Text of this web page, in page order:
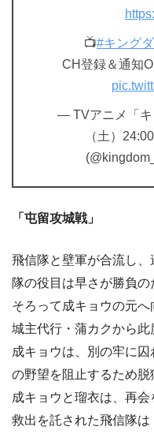
📺#キング
CH登録＆通知
— TVアニメ「キ
（土）
「屯留攻城戦」
飛信隊と壁軍が合流し
隊の役目は早さが勝負
そろって成キョウの元へ
城主代行・蒲カクから
成キョウは、別の牢に
の野望を阻止するため
成キョウと瑠衣は、再
救出を託された飛信隊は